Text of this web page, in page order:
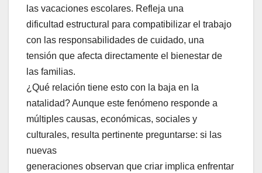
las vacaciones escolares. Refleja una
dificultad estructural para compatibilizar el trabajo
con las responsabilidades de cuidado, una
tensión que afecta directamente el bienestar de
las familias.
¿Qué relación tiene esto con la baja en la
natalidad? Aunque este fenómeno responde a
múltiples causas, económicas, sociales y
culturales, resulta pertinente preguntarse: si las
nuevas
generaciones observan que criar implica enfrentar